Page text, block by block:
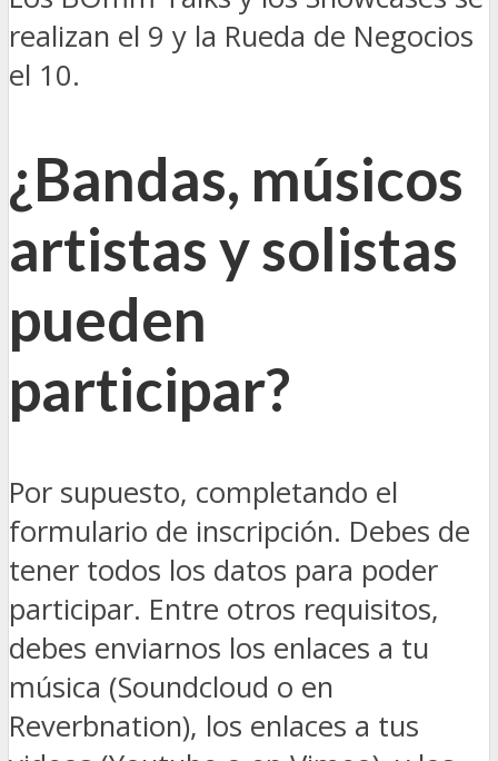
realizan el 9 y la Rueda de Negocios
el 10.
¿Bandas, músicos
artistas y solistas
pueden
participar?
Por supuesto, completando el
formulario de inscripción. Debes de
tener todos los datos para poder
participar. Entre otros requisitos,
debes enviarnos los enlaces a tu
música (Soundcloud o en
Reverbnation), los enlaces a tus